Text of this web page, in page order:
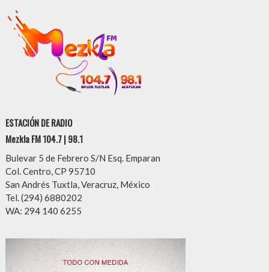
ESTACIÓN DE RADIO
Mezkla FM 104.7 | 98.1
Bulevar 5 de Febrero S/N Esq. Emparan
Col. Centro, CP 95710
San Andrés Tuxtla, Veracruz, México
Tel. (294) 6880202
WA: 294 140 6255